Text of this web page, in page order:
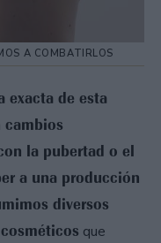
A COMBATIRLOS
exacta de esta
cambios
la pubertad o el
a una producción
diversos
que